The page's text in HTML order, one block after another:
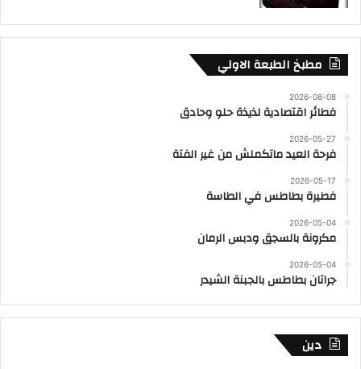
مطبخ الطبعة الاولي
2026-08-08
فطائر اقتصادية لذيذة حلو وحادق
2026-05-27
فرحة العيد ماتكملش من غير الفتة
2026-05-17
فطيرة بطاطس في الطاسة
2026-05-04
مكرونة بالسجق ودبس الرمان
2026-05-04
جراتان بطاطس بالجبنة الشيدر
دين